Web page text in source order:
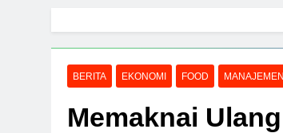
BERITA EKONOMI FOOD MANAJEMEN
Memaknai